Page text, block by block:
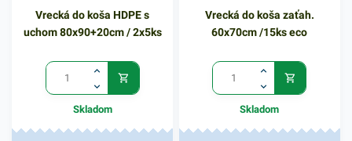
15 ks bloku. Farba:
transparentná.
Vrecká do koša HDPE s
uchom 80x90+20cm / 2x5ks
Skladom
Vrecká do koša zaťah.
60x70cm /15ks eco
Skladom